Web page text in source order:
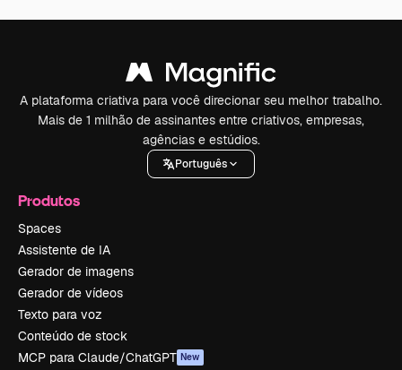
A plataforma criativa para você direcionar seu melhor trabalho.
Mais de 1 milhão de assinantes entre criativos, empresas,
agências e estúdios.
Português
Produtos
Spaces
Assistente de IA
Gerador de imagens
Gerador de vídeos
Texto para voz
Conteúdo de stock
MCP para Claude/ChatGPT New